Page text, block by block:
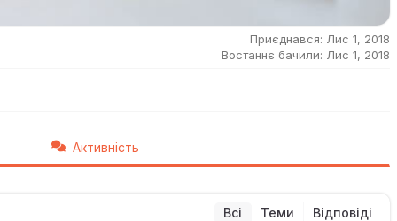
Приєднався: Лис 1, 2018
Востаннє бачили: Лис 1, 2018
Активність
Всі Теми Відповіді